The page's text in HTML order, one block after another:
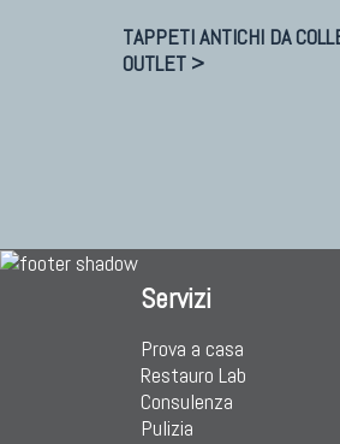
TAPPETI ANTICHI DA
OUTLET >
Servizi
Prova a casa
Restauro Lab
Consulenza
Pulizia